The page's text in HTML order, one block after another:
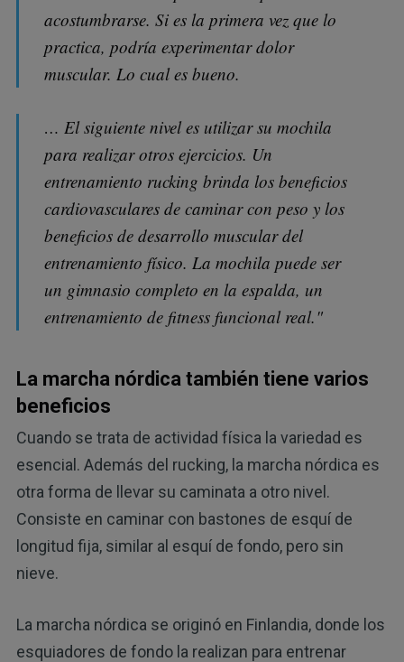
acostumbrarse. Si es la primera vez que lo
practica, podría experimentar dolor
muscular. Lo cual es bueno.
… El siguiente nivel es utilizar su mochila
para realizar otros ejercicios. Un
entrenamiento rucking brinda los beneficios
cardiovasculares de caminar con peso y los
beneficios de desarrollo muscular del
entrenamiento físico. La mochila puede ser
un gimnasio completo en la espalda, un
entrenamiento de fitness funcional real."
La marcha nórdica también tiene varios
beneficios
Cuando se trata de actividad física la variedad es
esencial. Además del rucking, la marcha nórdica es
otra forma de llevar su caminata a otro nivel.
Consiste en caminar con bastones de esquí de
longitud fija, similar al esquí de fondo, pero sin
nieve.
La marcha nórdica se originó en Finlandia, donde los
esquiadores de fondo la realizan para entrenar